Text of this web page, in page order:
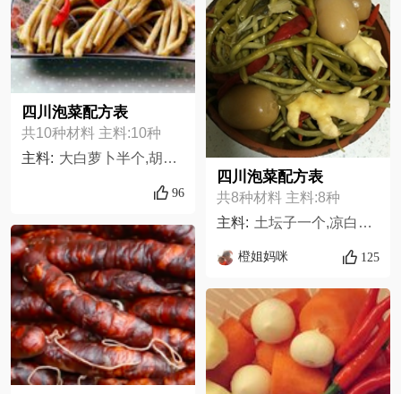
四川泡菜配方表
共10种材料 主料:10种
主料: 大白萝卜半个,胡萝卜1个,小红椒15个,姜片3片,八角2个,花椒1小撮,盐1大勺,白酒1小杯,白糖半勺,泡椒适量
96
四川泡菜配方表
共8种材料 主料:8种
主料: 土坛子一个,凉白开适量（最好是矿泉水）,花椒20-30颗,红萝卜不是胡萝卜一斤（根据坛子大小增减）,小米辣红色长辣椒各半斤,冰糖一小把,泡菜盐普通盐一袋,老姜3两,
橙姐妈咪 125